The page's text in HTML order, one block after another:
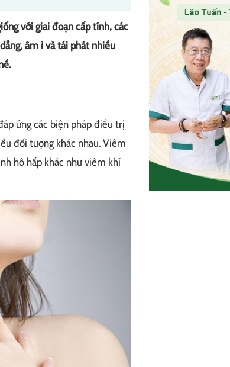
với giai đoạn cấp tính, các
âm ỉ và tái phát nhiều
ứng các biện pháp điều trị
đối tượng khác nhau. Viêm
hô hấp khác như viêm khí